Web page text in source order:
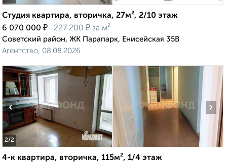
Студия квартира, вторичка, 27м², 2/10 этаж
6 070 000 ₽ 227 200 ₽ за м²
Советский район, ЖК Парапарк, Енисейская 35В
Агентство, 08.08.2026
2/2
‹ ›
4-к квартира, вторичка, 115м², 1/4 этаж